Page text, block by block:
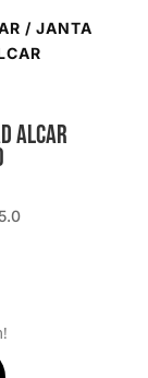
/ JANTA
ALCAR